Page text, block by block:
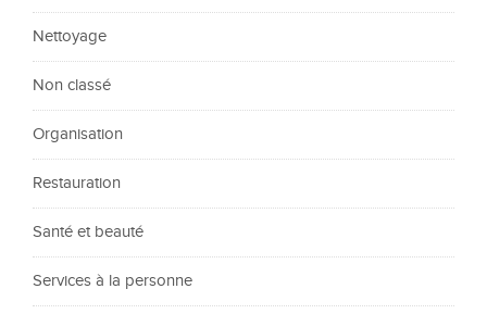
Nettoyage
Non classé
Organisation
Restauration
Santé et beauté
Services à la personne